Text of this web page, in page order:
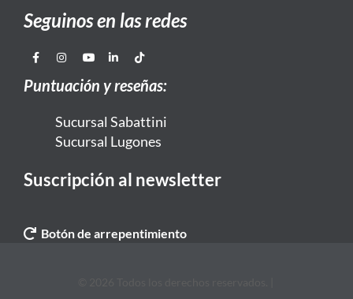
Seguinos en las redes
Puntuación y reseñas:
Sucursal Sabattini
Sucursal Lugones
Suscripción al newsletter
Botón de arrepentimiento